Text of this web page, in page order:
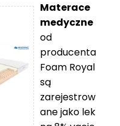
Materace
medyczne
od
producenta
Foam Royal
są
zarejestrow
ane jako lek